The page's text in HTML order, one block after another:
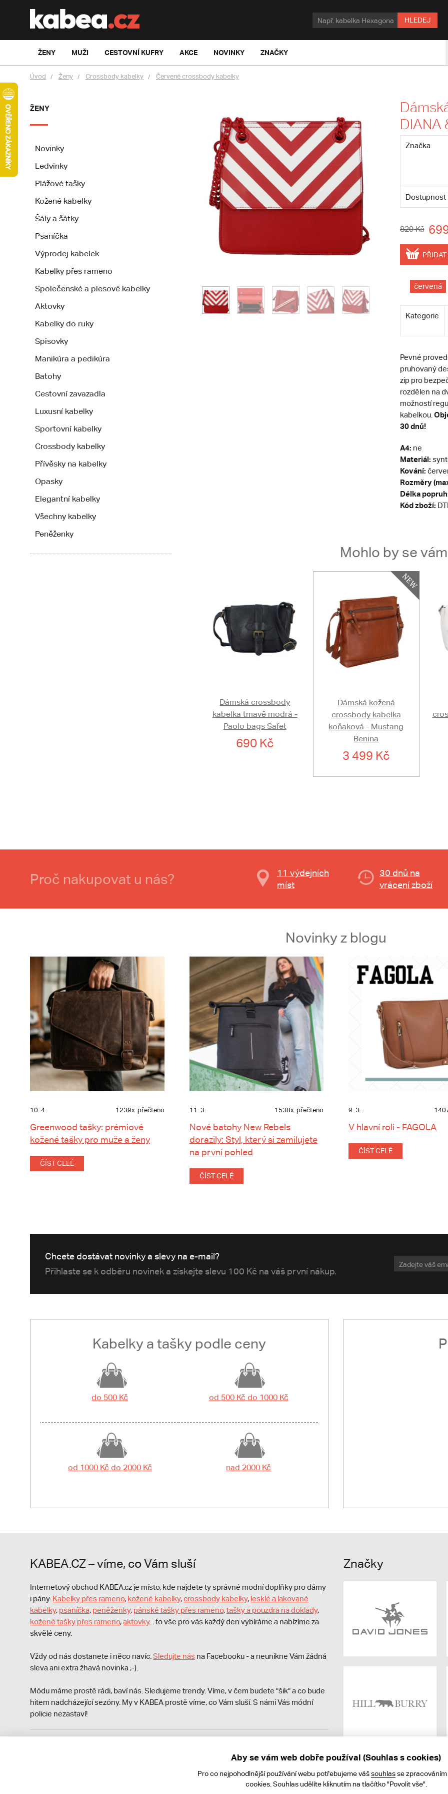
HLEDEJ
ŽENY MUŽI CESTOVNÍ KUFRY AKCE NOVINKY ZNAČKY
Úvod Ženy Crossbody kabelky Červené crossbody kabelky
ŽENY
Novinky
Ledvinky
Plážové tašky
Kožené kabelky
Šály a šátky
Psaníčka
Výprodej kabelek
Kabelky přes rameno
Společenské a plesové kabelky
Aktovky
Kabelky do ruky
Spisovky
Manikúra a pedikúra
Batohy
Cestovní zavazadla
Luxusní kabelky
Sportovní kabelky
Crossbody kabelky
Přívěsky na kabelky
Opasky
Elegantní kabelky
Všechny kabelky
Peněženky
DIANA
Značka
Dostupnost
829 Kč
červená
Kategorie
Pevné
pruhovaný
zip pro
rozdělen na
možností
kabelkou.
30 dnů!
A4: ne
Materiál:
Kování:
Rozměry
Délka
Kód zboží:
Mohlo by se
Dámská crossbody
kabelka tmavě modrá -
Paolo bags Safet
690 Kč
Dámská kožená
crossbody kabelka
koňaková - Mustang
Benina
3 499 Kč
Proč nakupovat u nás?
11 výdejních
míst
30 dnů na
vrácení zboží
Novinky z blogu
10. 4. 1239x přečteno
Greenwood tašky: prémiové
kožené tašky pro muže a ženy
ČÍST CELÉ
11. 3. 1538x přečteno
Nové batohy New Rebels
dorazily: Styl, který si zamilujete
na první pohled
ČÍST CELÉ
9. 3.
V hlavní roli - FAGOLA
ČÍST CELÉ
Chcete dostávat novinky a slevy na e-mail?
Přihlaste se k odběru novinek a získejte slevu 100 Kč na váš první nákup.
Kabelky a tašky podle ceny
do 500 Kč od 500 Kč do 1000 Kč
od 1000 Kč do 2000 Kč nad 2000 Kč
KABEA.CZ – víme, co Vám sluší
Internetový obchod KABEA.cz je místo, kde najdete ty správné modní doplňky pro dámy
i pány. Kabelky přes rameno, kožené kabelky,crossbody kabelky, lesklé a lakované
kabelky, psaníčka, peněženky, pánské tašky přes rameno,tašky a pouzdra na doklady,
kožené tašky přes rameno,aktovky... to vše pro vás každý den vybíráme a nabízíme za
skvělé ceny.
Vždy od nás dostanete i něco navíc. Sledujte nás na Facebooku - a neunikne Vám žádná
sleva ani extra žhavá novinka ;-).
Módu máme prostě rádi, baví nás. Sledujeme trendy. Víme, v čem budete "šik" a co bude
hitem nadcházející sezóny. My v KABEA prostě víme, co Vám sluší. S námi Vás módní
policie nezastaví!
Zároveň je povinen zaevidovat přijatou tržbu u správce daně online; v případě
Značky
Aby se vám web dobře používal (Souhlas s cookies)
Pro co nejpohodlnější používání webu potřebujeme vášsouhlasse
cookies. Souhlas udělíte kliknutím na tlačítko "Povolit vše".